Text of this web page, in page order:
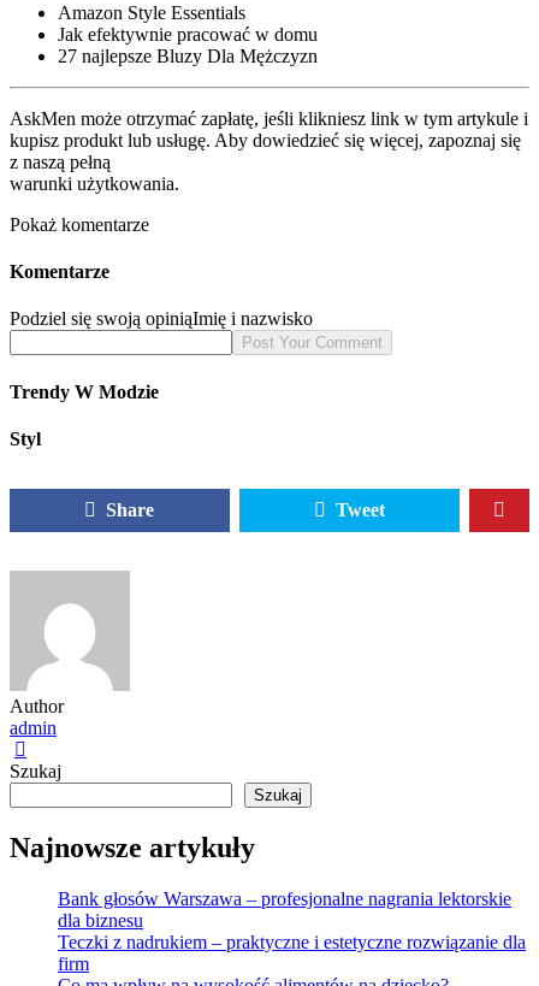
Amazon Style Essentials
Jak efektywnie pracować w domu
27 najlepsze Bluzy Dla Mężczyzn
AskMen może otrzymać zapłatę, jeśli klikniesz link w tym artykule i
kupisz produkt lub usługę. Aby dowiedzieć się więcej, zapoznaj się
z naszą pełną
warunki użytkowania.
Pokaż komentarze
Komentarze
Podziel się swoją opiniąImię i nazwisko
Trendy W Modzie
Styl
Share Tweet
Author
admin
Szukaj
Szukaj
Najnowsze artykuły
Bank głosów Warszawa – profesjonalne nagrania lektorskie
dla biznesu
Teczki z nadrukiem – praktyczne i estetyczne rozwiązanie dla
firm